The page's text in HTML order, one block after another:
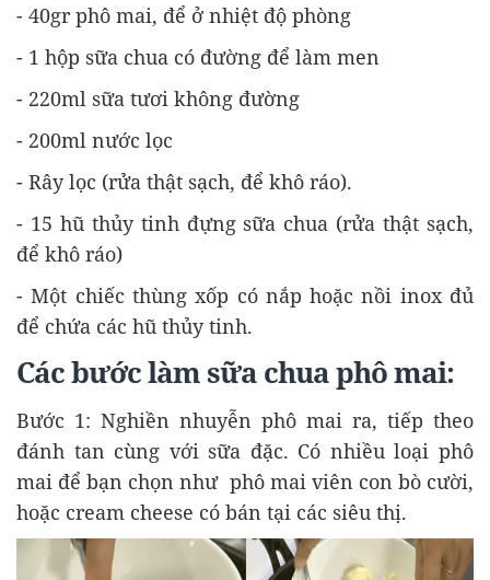
- 40gr phô mai, để ở nhiệt độ phòng
- 1 hộp sữa chua có đường để làm men
- 220ml sữa tươi không đường
- 200ml nước lọc
- Rây lọc (rửa thật sạch, để khô ráo).
- 15 hũ thủy tinh đựng sữa chua (rửa thật sạch,
để khô ráo)
- Một chiếc thùng xốp có nắp hoặc nồi inox đủ
để chứa các hũ thủy tinh.
Các bước làm sữa chua phô mai:
Bước 1: Nghiền nhuyễn phô mai ra, tiếp theo
đánh tan cùng với sữa đặc. Có nhiều loại phô
mai để bạn chọn như phô mai viên con bò cười,
hoặc cream cheese có bán tại các siêu thị.